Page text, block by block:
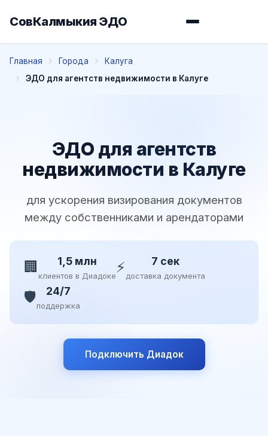
СовКалмыкия ЭДО
Главная Города
Калуга
ЭДО для агентств недвижимости в Калуге
ЭДО для агентств
недвижимости в Калуге
для ускорения визирования документов
между собственниками и арендаторами
🏢 1,5 млн
клиентов в Диадоке⚡ 7 сек
доставка документа
🛡️ 24/7
поддержка
Подключить Диадок